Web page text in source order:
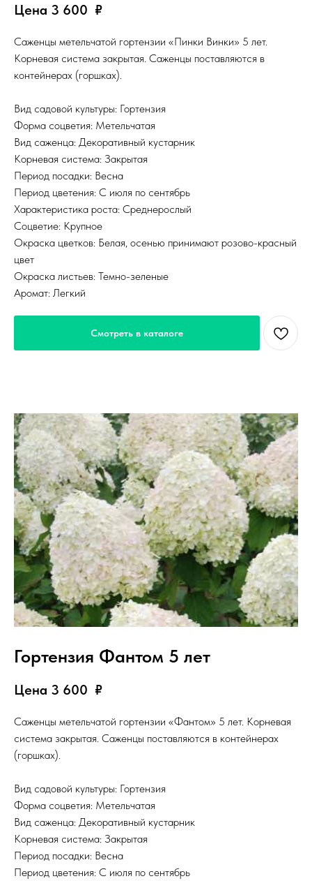
Цена 3 600 ₽
Саженцы метельчатой гортензии «Пинки Винки» 5 лет.
Корневая система закрытая. Саженцы поставляются в
контейнерах (горшках).
Вид садовой культуры: Гортензия
Форма соцветия: Метельчатая
Вид саженца: Декоративный кустарник
Корневая система: Закрытая
Период посадки: Весна
Период цветения: С июля по сентябрь
Характеристика роста: Среднерослый
Соцветие: Крупное
Окраска цветков: Белая, осенью принимают розово-красный
цвет
Окраска листьев: Темно-зеленые
Аромат: Легкий
Смотреть в каталоге
Гортензия Фантом 5 лет
Цена 3 600 ₽
Саженцы метельчатой гортензии «Фантом» 5 лет. Корневая
система закрытая. Саженцы поставляются в контейнерах
(горшках).
Вид садовой культуры: Гортензия
Форма соцветия: Метельчатая
Вид саженца: Декоративный кустарник
Корневая система: Закрытая
Период посадки: Весна
Период цветения: С июля по сентябрь